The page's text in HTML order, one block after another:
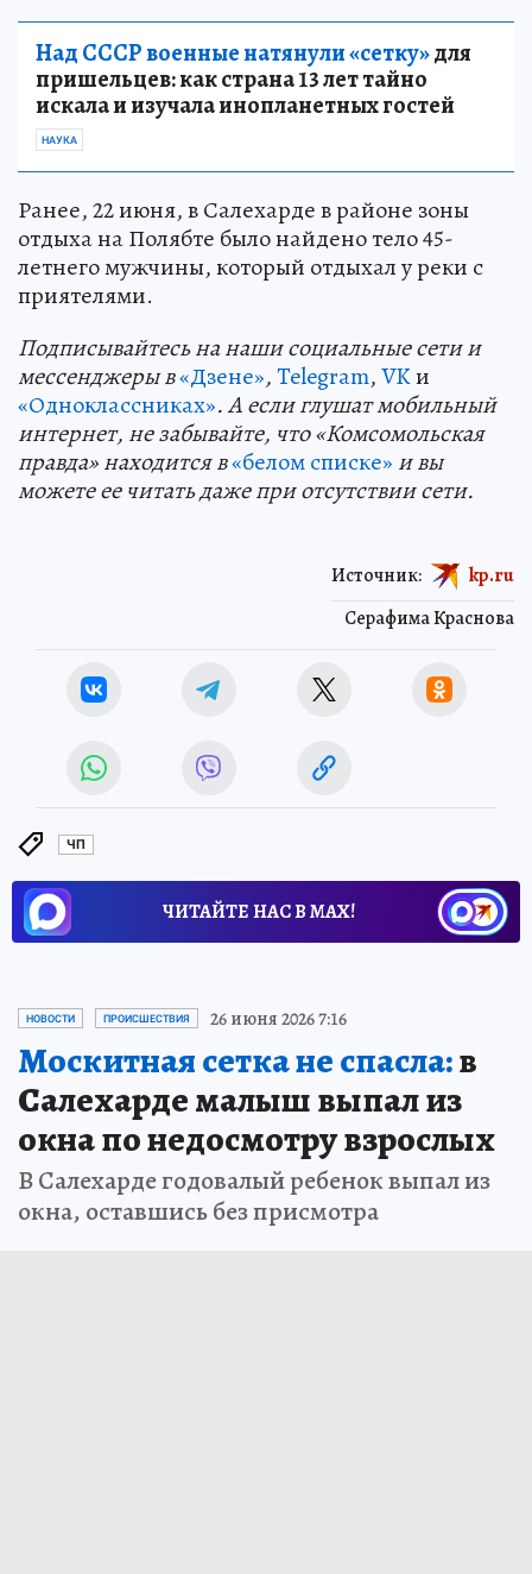
Над СССР военные натянули «сетку»для
пришельцев: как страна 13 лет тайно
искала и изучала инопланетных гостей
НАУКА
Ранее, 22 июня, в Салехарде в районе зоны
отдыха на Полябте было найдено тело 45-
летнего мужчины, который отдыхал у реки с
приятелями.
Подписывайтесь на наши социальные сети и
мессенджеры в«Дзене»,Telegram,VKи
«Одноклассниках». А если глушат мобильный
интернет, не забывайте, что «Комсомольская
правда» находится в«белом списке» и вы
можете ее читать даже при отсутствии сети.
Серафима Краснова
Источник: kp.ru
ЧП
ЧИТАЙТЕ НАС В МАХ!
НОВОСТИ ПРОИСШЕСТВИЯ 26 июня 2026 7:16
Москитная сетка не спасла:в
Салехарде малыш выпал из
окна по недосмотру взрослых
В Салехарде годовалый ребенок выпал из
окна, оставшись без присмотра